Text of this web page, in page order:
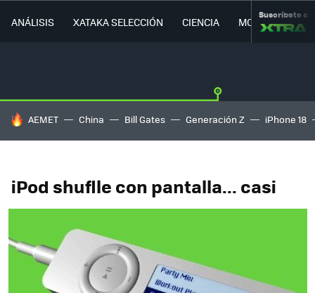
ANÁLISIS XATAKA SELECCIÓN CIENCIA MOVILIDAD
Suscríbete a
HOY SE HABLA DE
AEMET China Bill Gates Generación Z iPhone 18
iPod shuflle con pantalla... casi